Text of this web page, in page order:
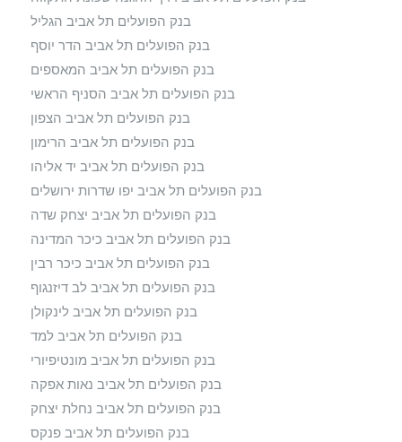
בנק הפועלים תל אביב הגליל
בנק הפועלים תל אביב הדר יוסף
בנק הפועלים תל אביב המאספים
בנק הפועלים תל אביב הסניף הראשי
בנק הפועלים תל אביב הצפון
בנק הפועלים תל אביב הרימון
בנק הפועלים תל אביב יד אליהו
בנק הפועלים תל אביב יפו שדרות ירושלים
בנק הפועלים תל אביב יצחק שדה
בנק הפועלים תל אביב כיכר המדינה
בנק הפועלים תל אביב כיכר רבין
בנק הפועלים תל אביב לב דיזנגוף
בנק הפועלים תל אביב לינקולן
בנק הפועלים תל אביב למד
בנק הפועלים תל אביב מונטיפיורי
בנק הפועלים תל אביב נאות אפקה
בנק הפועלים תל אביב נחלת יצחק
בנק הפועלים תל אביב פנקס